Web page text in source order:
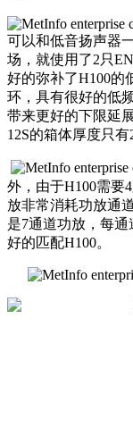
可以和低音扬声器
场，就使用了2只
好的弥补了H100的
环，具有很好的低
带来更好的下限延
12S的箱体厚度只有
外，由于H100需要
放非常消耗功放通
是7通道功放，每通
好的匹配H100。